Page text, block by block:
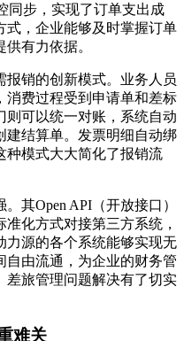
同步，实现了订单支出成
式，企业能够及时掌握订单
有力依据。
报销的创新模式。业务人员
消费过程受到申请单和差标
则可以统一对账，系统自动
建结算单。发票明细自动绑
种模式大大简化了报销流
其Open API（开放接口）
化方式对接第三方系统，
力源的各个系统能够实现无
自由流通，为企业的财务管
差旅管理问题解决有了切实
难关